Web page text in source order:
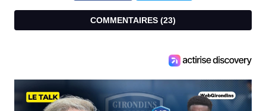
COMMENTAIRES (23)